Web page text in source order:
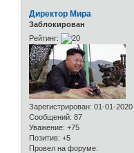
Директор Мира
Заблокирован
Рейтинг:
Зарегистрирован: 01-01-2020
Сообщений: 87
Уважение: +75
Позитив: +5
Провел на форуме: